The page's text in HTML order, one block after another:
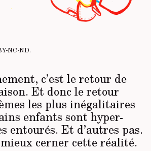
NC-ND.
c’est le retour de
Et donc le retour
les plus inégalitaires
enfants sont hyper-
entourés. Et d’autres pas.
cerner cette réalité.